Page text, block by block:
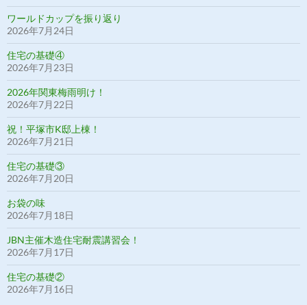
ワールドカップを振り返り
2026年7月24日
住宅の基礎④
2026年7月23日
2026年関東梅雨明け！
2026年7月22日
祝！平塚市K邸上棟！
2026年7月21日
住宅の基礎③
2026年7月20日
お袋の味
2026年7月18日
JBN主催木造住宅耐震講習会！
2026年7月17日
住宅の基礎②
2026年7月16日